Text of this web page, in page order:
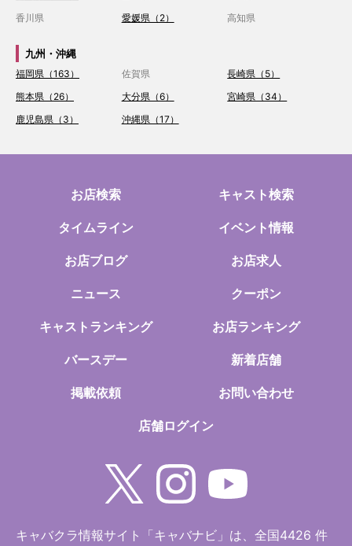
香川県
愛媛県（2） 高知県
九州・沖縄
福岡県（163） 佐賀県
長崎県（5）
熊本県（26）
大分県（6）
宮崎県（34）
鹿児島県（3）
沖縄県（17）
お店検索 キャスト検索
タイムライン イベント情報
お店ブログ お店求人
ニュース クーポン
キャストランキング お店ランキング
バースデー 新着店舗
掲載依頼 お問い合わせ
店舗ログイン
キャバクラ情報サイト「キャバナビ」は、全国4426 件